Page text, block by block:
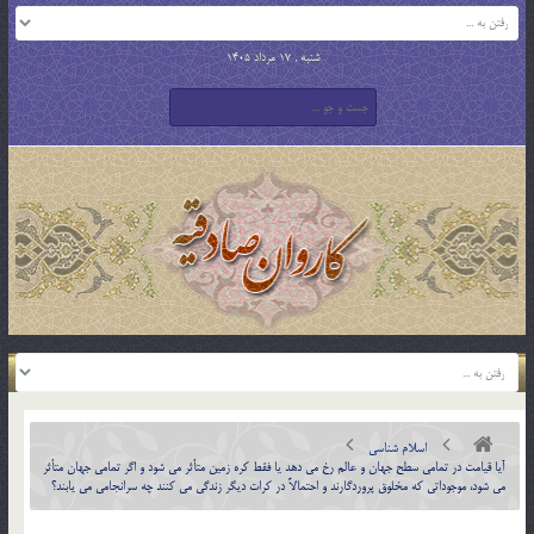
شنبه , 17 مرداد 1405
اسلام شناسی
آيا قيامت در تمامي سطح جهان و عالم رخ مي دهد يا فقط كره زمين متأثر مي شود و اگر تمامي جهان متأثر
مي شود، موجوداتي كه مخلوق پروردگارند و احتمالاً در كرات ديگر زندگي مي كنند چه سرانجامي مي يابند؟